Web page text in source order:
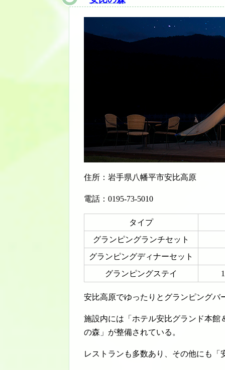
住所：岩手県八幡平市安比高原
電話：0195-73-5010
タイプ
グランピングランチセット
グランピングディナーセット
グランピングステイ
安比高原でゆったりとグランピングバ
施設内には「ホテル安比グランド本館
の森」が整備されている。
レストランも多数あり、その他にも